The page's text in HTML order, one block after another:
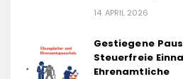
14. APRIL 2026
Gestiegene
Steuerfreie
Ehrenamtliche